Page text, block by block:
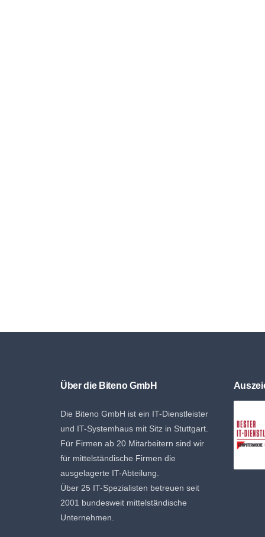
Über die Biteno GmbH
Die Biteno GmbH ist ein IT-Dienstleister
und IT-Systemhaus mit Sitz in Stuttgart.
Für Firmen ab 20 Mitarbeitern sind wir
für mittelständische Firmen die
ausgelagerte IT-Abteilung.
Über 25 IT-Spezialisten betreuen seit
2001 bundesweit mittelständische
Unternehmen.